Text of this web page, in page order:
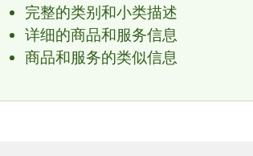
完整的类别和小类描述
详细的商品和服务信息
商品和服务的类似信息